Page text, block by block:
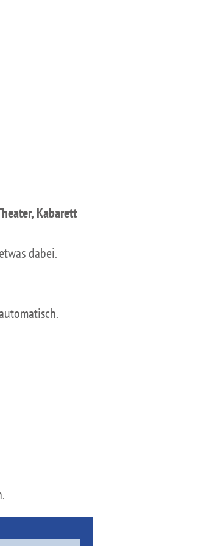
Kabarett
dabei.